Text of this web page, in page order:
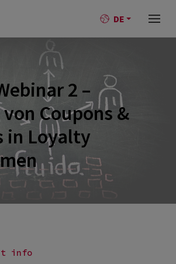
DE
2 –
Coupons &
in Loyalty
info